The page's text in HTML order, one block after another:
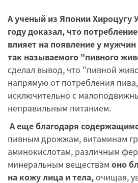
А ученый из Японии Хироцугу
году доказал, что
влияет на появление у мужчин
так называемого "пивного
сделал вывод, что "пивной
напрямую от потребления
исключительно с
неправильным питанием.
А еще благодаря
пивным дрожжам, витаминам
аминокислотам, различным
минеральным веществам оно
на кожу лица и тела,очищая,